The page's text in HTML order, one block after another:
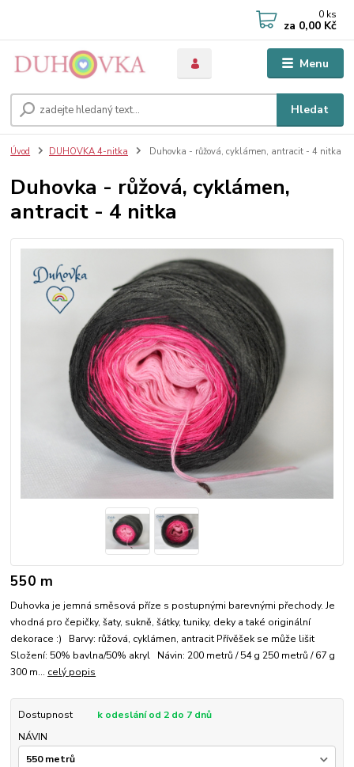
Menu
Hledat
0 ks
za 0,00 Kč
Úvod DUHOVKA 4-nitka Duhovka - růžová, cyklámen, antracit - 4 nitka
Duhovka - růžová, cyklámen,
antracit - 4 nitka
550 m
Duhovka je jemná směsová příze s postupnými barevnými přechody. Je
vhodná pro čepičky, šaty, sukně, šátky, tuniky, deky a také originální
dekorace :) Barvy: růžová, cyklámen, antracit Přívěšek se může lišit
Složení: 50% bavlna/50% akryl Návin: 200 metrů / 54 g 250 metrů / 67 g
300 m... celý popis
Dostupnost
k odeslání od 2 do 7 dnů
NÁVIN